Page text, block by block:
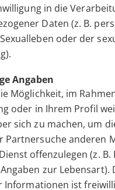
in die
Daten (z. B.
oder der
Angaben
Möglichkeit, im
oder in Ihrem Profil
sich zu machen, um
Partnersuche anderen
offenzulegen (z. B.
zur Lebensart).
Informationen ist